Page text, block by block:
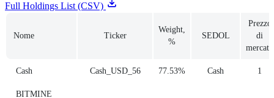
Full Holdings List (CSV)
Nome Ticker
Weight,
%
SEDOL
Prezzo
di
mercato
Cash Cash_USD_56 77.53% Cash 1
BITMINE